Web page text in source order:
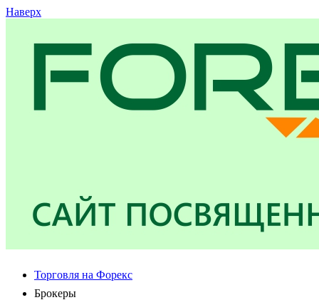
Наверх
Торговля на Форекс
Брокеры